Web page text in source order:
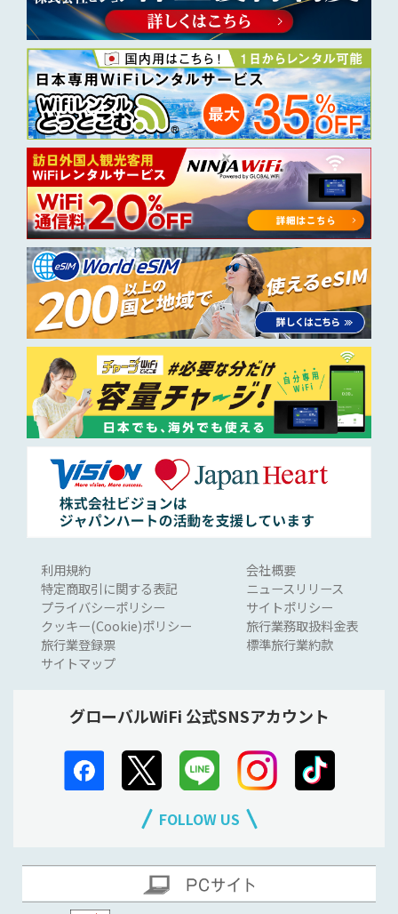
利用規約
特定商取引に関する表記
プライバシーポリシー
クッキー(Cookie)ポリシー
旅行業登録票
サイトマップ
会社概要
ニュースリリース
サイトポリシー
旅行業務取扱料金表
標準旅行業約款
グローバルWiFi 公式SNSアカウント
FOLLOW US